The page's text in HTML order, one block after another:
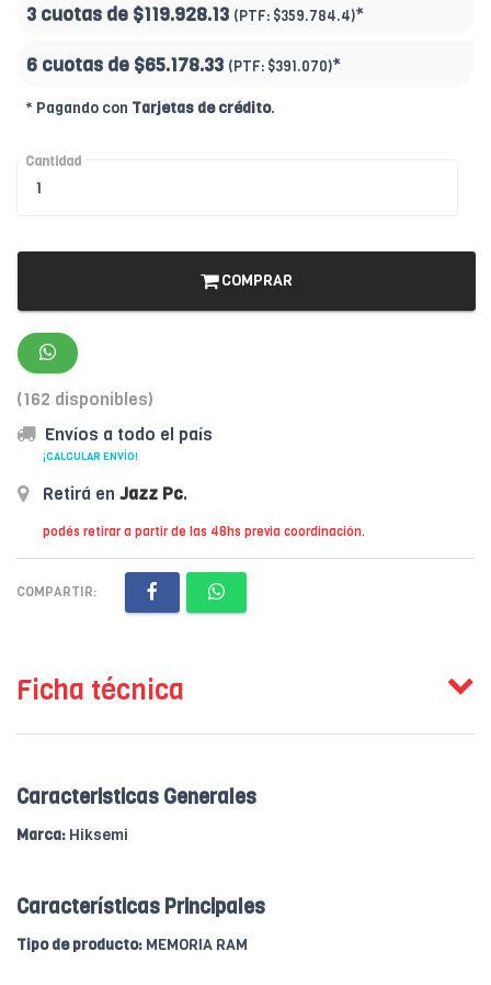
3 cuotas de $119.928.13 (PTF: $359.784.4)*
6 cuotas de $65.178.33 (PTF: $391.070)*
* Pagando con Tarjetas de crédito.
Cantidad
COMPRAR
(162 disponibles)
Envíos a todo el país
¡CALCULAR ENVÍO!
Retirá en Jazz Pc.
podés retirar a partir de las 48hs previa coordinación.
COMPARTIR:
Ficha técnica
Caracteristicas Generales
Marca: Hiksemi
Características Principales
Tipo de producto: MEMORIA RAM